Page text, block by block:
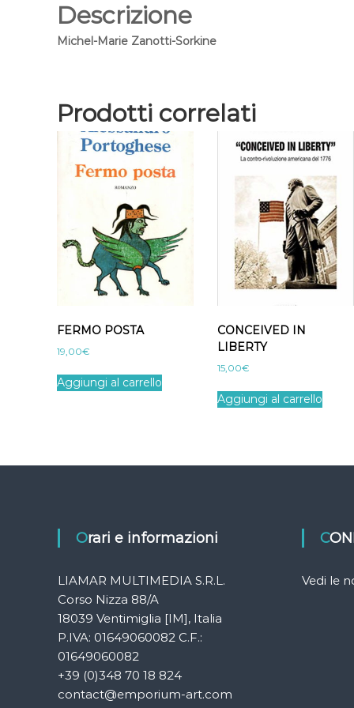
Descrizione
Michel-Marie Zanotti-Sorkine
Prodotti correlati
FERMO POSTA
19,00€
Aggiungi al carrello
CONCEIVED IN
LIBERTY
15,00€
Aggiungi al carrello
Orari e informazioni
LIAMAR MULTIMEDIA S.R.L.
Corso Nizza 88/A
18039 Ventimiglia [IM], Italia
P.IVA: 01649060082 C.F.:
01649060082
+39 (0)348 70 18 824
contact@emporium-art.com
Vedi le